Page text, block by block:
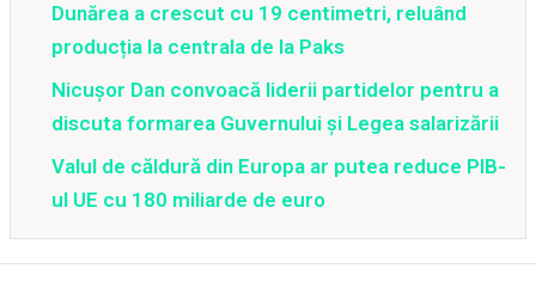
Dunărea a crescut cu 19 centimetri, reluând
producția la centrala de la Paks
Nicușor Dan convoacă liderii partidelor pentru a
discuta formarea Guvernului și Legea salarizării
Valul de căldură din Europa ar putea reduce PIB-
ul UE cu 180 miliarde de euro